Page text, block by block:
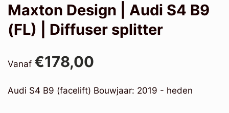
Maxton Design | Audi S4 B9
(FL) | Diffuser splitter
Vanaf €178,00
Audi S4 B9 (facelift) Bouwjaar: 2019 - heden